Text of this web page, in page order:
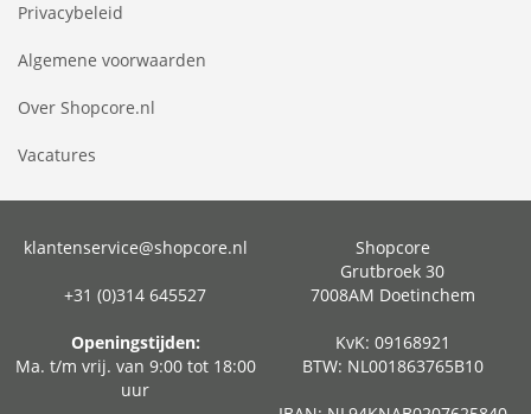
Privacybeleid
Algemene voorwaarden
Over Shopcore.nl
Vacatures
klantenservice@shopcore.nl
+31 (0)314 645527
Openingstijden:
Ma. t/m vrij. van 9:00 tot 18:00
uur
Shopcore
Grutbroek 30
7008AM Doetinchem
KvK: 09168921
BTW: NL001863765B10